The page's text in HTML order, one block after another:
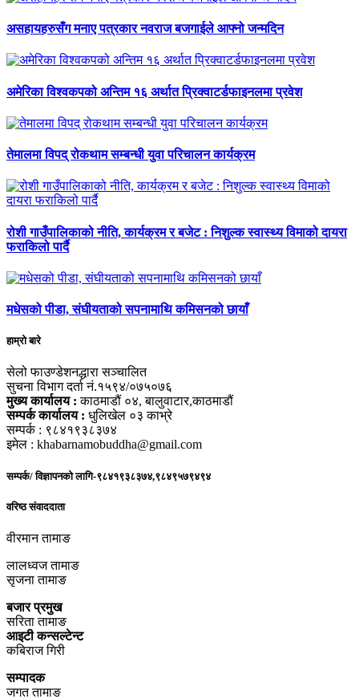
असहायहरुसँग मनाए पत्रकार नवराज बजगाईले आफ्नो जन्मदिन
अमेरिका विश्वकपको अन्तिम १६ अर्थात प्रिक्वाटर्डफाइनलमा प्रवेश
तेमालमा विपद् रोकथाम सम्बन्धी युवा परिचालन कार्यक्रम
रोशी गाउँपालिकाको नीति, कार्यक्रम र बजेट : निशुल्क स्वास्थ्य विमाको दायरा
फराकिलो पार्दै
मधेसको पीडा, संघीयताको सपनामाथि कमिसनको छायाँ
हाम्रो बारे
सेलो फाउण्डेशनद्धारा सञ्चालित
सुचना विभाग दर्ता नं.१५९४/०७५०७६
मुख्य कार्यालय : काठमाडौं ०४, बालुवाटार,काठमाडौं
सम्पर्क कार्यालय : धुलिखेल ०३ काभ्रे
सम्पर्क : ९८४१९३८३७४
इमेल : khabarnamobuddha@gmail.com
सम्पर्क/ विज्ञापनको लागि-९८४१९३८३७४,९८४९५७९४९४
वरिष्ठ संवाददाता
वीरमान तामाङ
लालध्वज तामाङ
सृजना तामाङ
बजार प्रमुख
सरिता तामाङ
आइटी कन्सल्टेन्ट
कबिराज गिरी
सम्पादक
जगत तामाङ